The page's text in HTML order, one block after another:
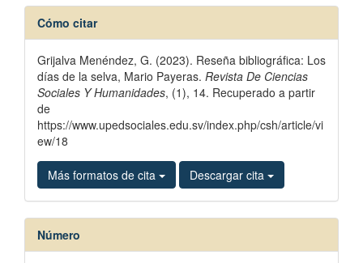
Detalles
del
artículo
Cómo citar
Grijalva Menéndez, G. (2023). Reseña bibliográfica: Los
días de la selva, Mario Payeras. Revista De Ciencias
Sociales Y Humanidades, (1), 14. Recuperado a partir
de
https://www.upedsociales.edu.sv/index.php/csh/article/vi
ew/18
Más formatos de cita Descargar cita
Número